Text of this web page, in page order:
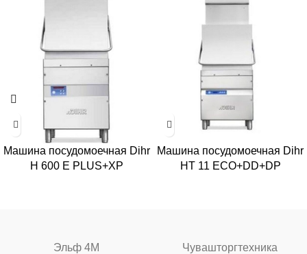
Машина посудомоечная Dihr
H 600 E PLUS+XP
Машина посудомоечная Dihr
HT 11 ECO+DD+DP
Эльф 4М Чувашторгтехника